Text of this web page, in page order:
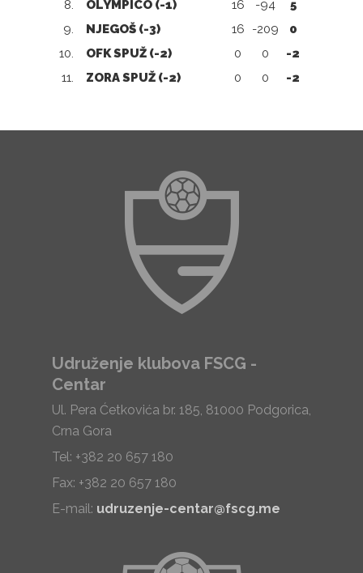
8.
OLYMPICO (-1) 16 -94
5
9.
NJEGOŠ (-3) 16 -209
0
10.
OFK SPUŽ (-2) 0 0
-2
11.
ZORA SPUŽ (-2) 0 0 -2
Udruženje klubova FSCG -
Centar
Ul. Pera Ćetkovića br. 185, 81000 Podgorica,
Crna Gora
Tel: +382 20 657 180
Fax: +382 20 657 180
E-mail: udruzenje-centar@fscg.me